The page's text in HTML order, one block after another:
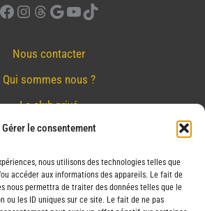
Gérer le consentement
nous utilisons des technologies telles que
accéder aux informations des appareils. Le fait de
nous permettra de traiter des données telles que le
ou les ID uniques sur ce site. Le fait de ne pas
Facebook
Instagram
Threads
Google
YouTube
TikTok
Nous contacter
Qui sommes nous ?
Le club privé
Réserver
Nos partenaires
Mentions Légales
générales de vente